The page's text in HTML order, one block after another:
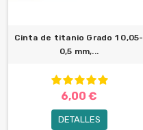
Cinta de titanio Grado 1 0,05-
0,5 mm,...
6,00 €
DETALLES